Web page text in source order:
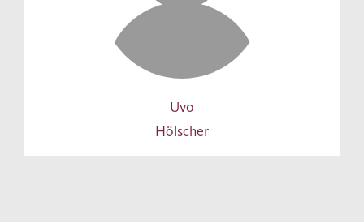
Uvo
Hölscher